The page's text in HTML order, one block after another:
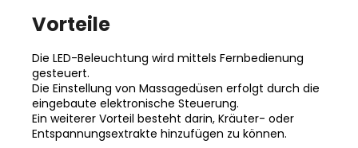
Vorteile
Die LED-Beleuchtung wird mittels Fernbedienung
gesteuert.
Die Einstellung von Massagedüsen erfolgt durch die
eingebaute elektronische Steuerung.
Ein weiterer Vorteil besteht darin, Kräuter- oder
Entspannungsextrakte hinzufügen zu können.